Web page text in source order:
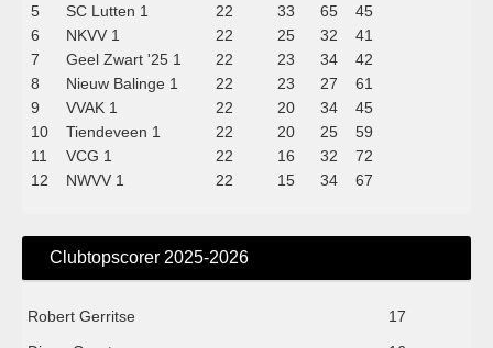
5
SC Lutten 1 22 33 65
45
6
NKVV 1 22 25 32
41
7
Geel Zwart '25 1 22 23 34
42
8
Nieuw Balinge 1 22 23 27
61
9
VVAK 1 22 20 34
45
10
Tiendeveen 1 22 20 25
59
11
VCG 1 22 16 32
72
12
NWVV 1 22 15 34 67
Clubtopscorer 2025-2026
Robert Gerritse
17